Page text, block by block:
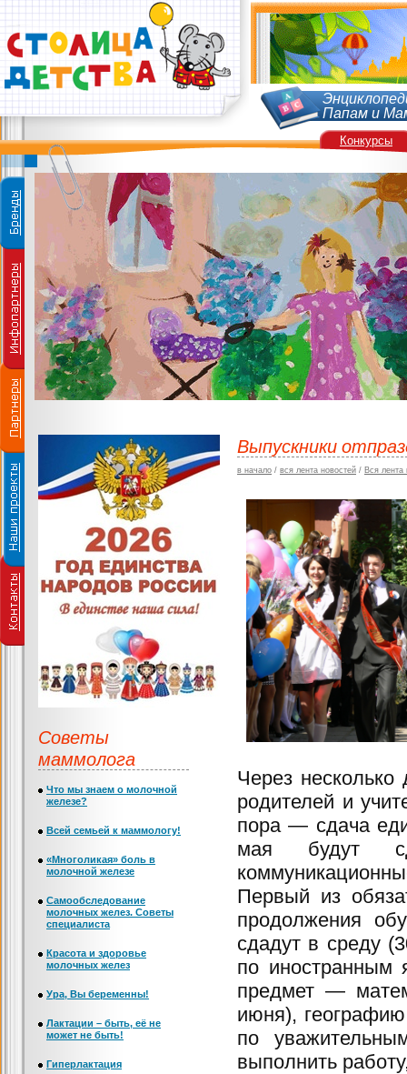
Папам и
Выпускники
в начало / вся лента новостей / Вся лента
Через несколько
родителей и
пора — сдача
мая будут
Первый из
продолжения
сдадут в среду
по иностранным
предмет —
июня),
по
выполнить
Советы
маммолога
Что мы знаем о молочной
железе?
Всей семьей к маммологу!
«Многоликая» боль в
молочной железе
Самообследование
молочных желез. Советы
специалиста
Красота и здоровье
молочных желез
Ура, Вы беременны!
Лактации – быть, её не
может не быть!
Гиперлактация
Конкурсы